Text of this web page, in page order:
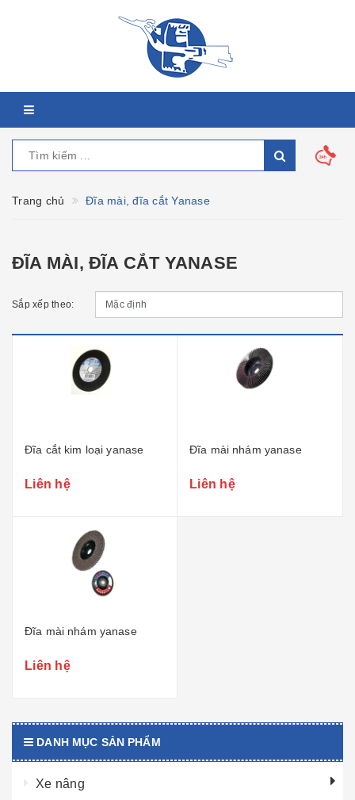
Trang chủ Đĩa mài, đĩa cắt Yanase
ĐĨA MÀI, ĐĨA CẮT YANASE
Sắp xếp theo:
Đĩa cắt kim loại yanase
Liên hệ
Đĩa mài nhám yanase
Liên hệ
Đĩa mài nhám yanase
Liên hệ
DANH MỤC SẢN PHẨM
Xe nâng